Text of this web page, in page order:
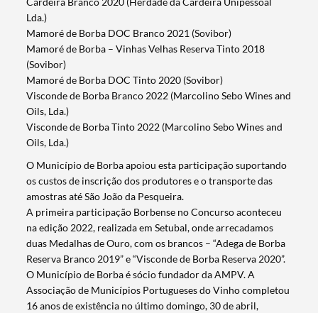
Termo de Pesquisa
Lda.)
Mamoré de Borba DOC Branco 2021 (Sovibor)
Mamoré de Borba – Vinhas Velhas Reserva Tinto 2018
(Sovibor)
Mamoré de Borba DOC Tinto 2020 (Sovibor)
Visconde de Borba Branco 2022 (Marcolino Sebo Wines and
Oils, Lda.)
Visconde de Borba Tinto 2022 (Marcolino Sebo Wines and
Oils, Lda.)
O Município de Borba apoiou esta participação suportando
os custos de inscrição dos produtores e o transporte das
amostras até São João da Pesqueira.
A primeira participação Borbense no Concurso aconteceu
na edição 2022, realizada em Setubal, onde arrecadamos
duas Medalhas de Ouro, com os brancos – “Adega de Borba
Reserva Branco 2019” e “Visconde de Borba Reserva 2020”.
O Município de Borba é sócio fundador da AMPV. A
Associação de Municípios Portugueses do Vinho completou
16 anos de existência no último domingo, 30 de abril,